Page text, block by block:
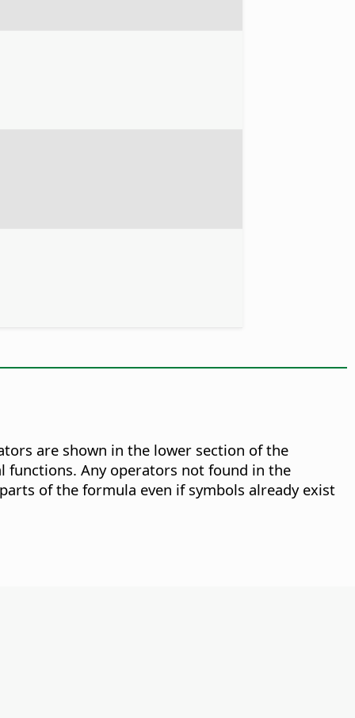
are shown in the lower section of the
Any operators not found in the
of the formula even if symbols already exist